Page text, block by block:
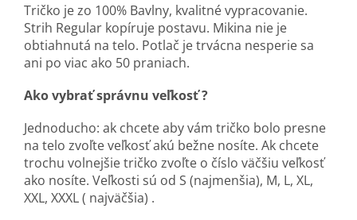
Tričko je zo 100% Bavlny, kvalitné vypracovanie.
Strih Regular kopíruje postavu. Mikina nie je
obtiahnutá na telo. Potlač je trvácna nesperie sa
ani po viac ako 50 praniach.
Ako vybrať správnu veľkosť ?
Jednoducho: ak chcete aby vám tričko bolo presne
na telo zvoľte veľkosť akú bežne nosíte. Ak chcete
trochu volnejšie tričko zvoľte o číslo väčšiu veľkosť
ako nosíte. Veľkosti sú od S (najmenšia), M, L, XL,
XXL, XXXL ( najväčšia) .